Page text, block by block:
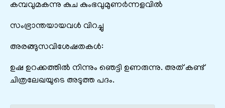
കമ്പവുമകന്നു കുച കുംഭവുമുണർന്നളവിൽ
സംഭ്രാന്തയായവൾ വിറച്ചു
അരങ്ങുസവിശേഷതകൾ:
ഉഷ ഉറക്കത്തിൽ നിന്നും ഞെട്ടി ഉണരുന്നു. അത് കണ്ട്
ചിത്രലേഖയുടെ അടുത്ത പദം.